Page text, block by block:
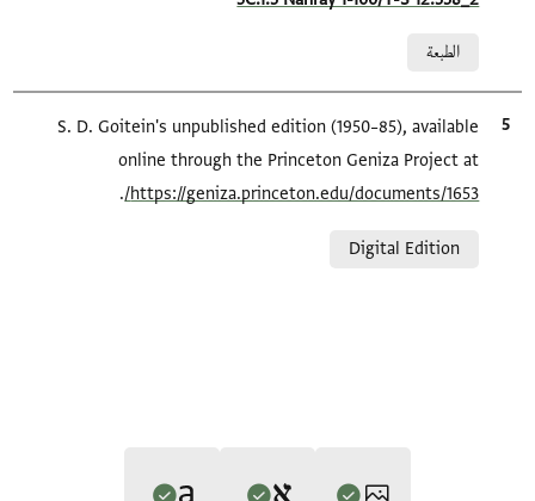
الطبعة
الاقتباس المرجعي
S. D. Goitein's unpublished edition (1950–85), available
online through the Princeton Geniza Project at
https://geniza.princeton.edu/documents/1653/
.
Digital Edition